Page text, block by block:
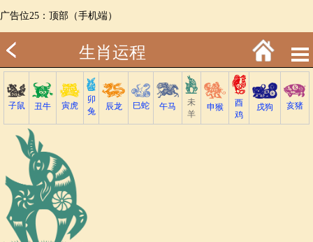
广告位25：顶部（手机端）
生肖运程
子鼠 丑牛 寅虎
卯
兔
辰龙 巳蛇 午马
未
羊
申猴
酉
鸡
戌狗 亥猪